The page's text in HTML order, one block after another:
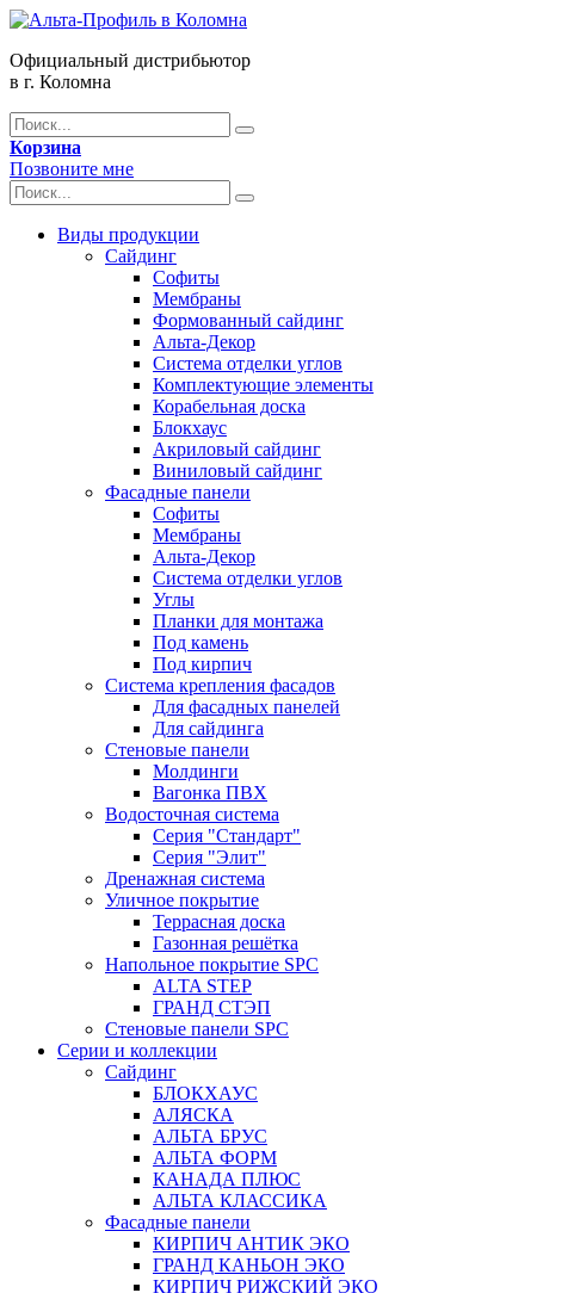
Официальный дистрибьютор
в г. Коломна
Корзина
Позвоните мне
Виды продукции
Сайдинг
Софиты
Мембраны
Формованный сайдинг
Альта-Декор
Система отделки углов
Комплектующие элементы
Корабельная доска
Блокхаус
Акриловый сайдинг
Виниловый сайдинг
Фасадные панели
Софиты
Мембраны
Альта-Декор
Система отделки углов
Углы
Планки для монтажа
Под камень
Под кирпич
Система крепления фасадов
Для фасадных панелей
Для сайдинга
Стеновые панели
Молдинги
Вагонка ПВХ
Водосточная система
Серия "Стандарт"
Серия "Элит"
Дренажная система
Уличное покрытие
Террасная доска
Газонная решётка
Напольное покрытие SPC
ALTA STEP
ГРАНД СТЭП
Стеновые панели SPC
Серии и коллекции
Сайдинг
БЛОКХАУС
АЛЯСКА
АЛЬТА БРУС
АЛЬТА ФОРМ
КАНАДА ПЛЮС
АЛЬТА КЛАССИКА
Фасадные панели
КИРПИЧ АНТИК ЭКО
ГРАНД КАНЬОН ЭКО
КИРПИЧ РИЖСКИЙ ЭКО